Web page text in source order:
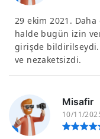
29 ekim 2021.
halde bugün izin
girişde bildirilseydi.
ve nezaketsizdi.
Misafir
10/11/